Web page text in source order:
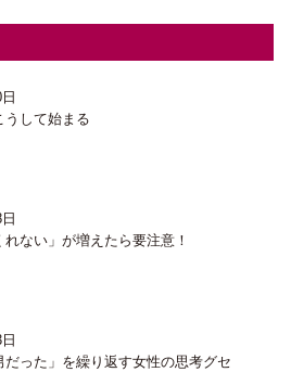
うして始まる
れない」が増えたら要注意！
だった」を繰り返す女性の思考グセ